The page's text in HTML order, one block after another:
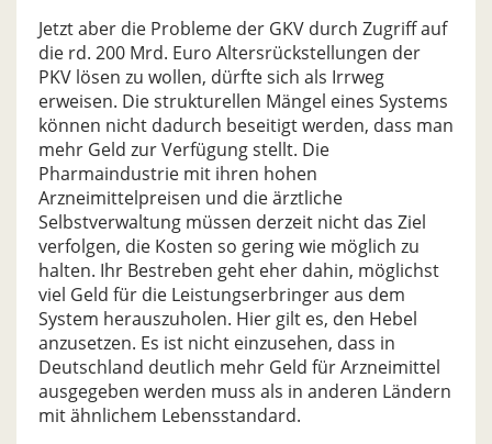
Jetzt aber die Probleme der GKV durch Zugriff auf
die rd. 200 Mrd. Euro Altersrückstellungen der
PKV lösen zu wollen, dürfte sich als Irrweg
erweisen. Die strukturellen Mängel eines Systems
können nicht dadurch beseitigt werden, dass man
mehr Geld zur Verfügung stellt. Die
Pharmaindustrie mit ihren hohen
Arzneimittelpreisen und die ärztliche
Selbstverwaltung müssen derzeit nicht das Ziel
verfolgen, die Kosten so gering wie möglich zu
halten. Ihr Bestreben geht eher dahin, möglichst
viel Geld für die Leistungserbringer aus dem
System herauszuholen. Hier gilt es, den Hebel
anzusetzen. Es ist nicht einzusehen, dass in
Deutschland deutlich mehr Geld für Arzneimittel
ausgegeben werden muss als in anderen Ländern
mit ähnlichem Lebensstandard.